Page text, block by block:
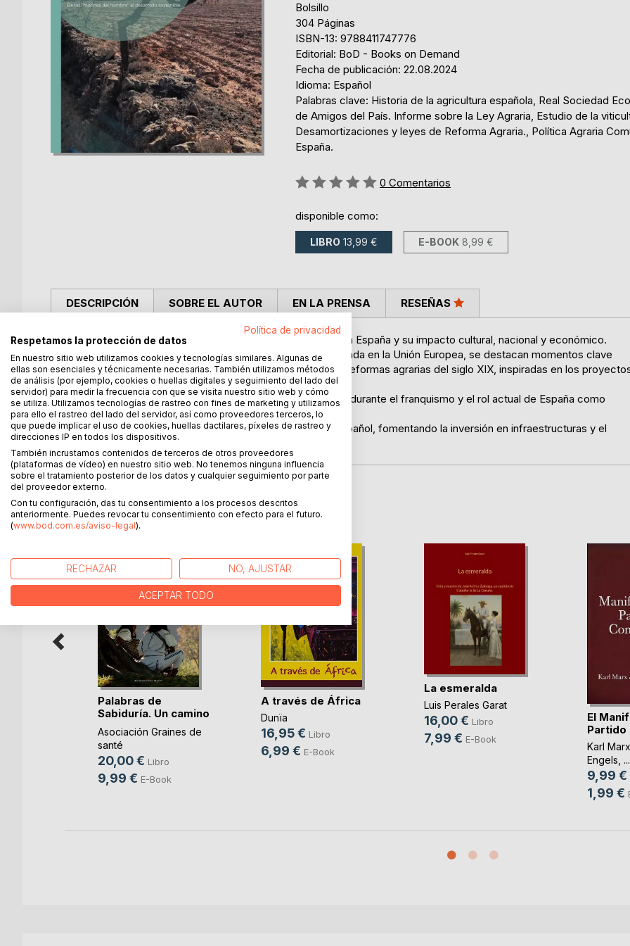
Bolsillo
304 Páginas
ISBN-13: 9788411747776
Editorial: BoD - Books on Demand
Fecha de publicación: 22.08.2024
Idioma: Español
Palabras clave: Historia de la agricultura española, Real Sociedad
de Amigos del País. Informe sobre la Ley Agraria, Estudio de la
Desamortizaciones y leyes de Reforma Agraria., Política Agraria
España.
Rating:
0 Comentarios
disponible como:
LIBRO 13,99 € E-BOOK 8,99 €
DESCRIPCIÓN
Este libro explora la evolución histórica de la agricultura en España y su impacto cultural, nacional y económico.
Desde las revoluciones agrarias del siglo XV hasta la entrada en la Unión Europea, se destacan momentos clave
como la construcción del Canal Imperial de Aragón o las reformas agrarias del siglo XIX, inspiradas en los
de la Real Sociedad Económica de Amigos del País.
Además, se analiza la importancia de la colonización rural durante el franquismo y el rol actual de España como
potencia agrícola.
Se concluye con propuestas para revitalizar el campo español, fomentando la inversión en infraestructuras y el
desarrollo rural.
SOBRE EL AUTOR EN LA PRENSA RESEÑAS
MÁS TÍTULOS DEBoD
Palabras de
Sabiduría. Un camino
p(...)
Asociación Graines de
santé
20,00 € Libro
9,99 € E-Book
A través de África
Dunïa
16,95 € Libro
6,99 € E-Book
La esmeralda
Luis Perales Garat
16,00 € Libro
7,99 € E-Book
El
Partido
Karl Marx
Engels , ...
9,99 €
1,99 €
Política de privacidad
Respetamos la protección de datos
En nuestro sitio web utilizamos cookies y tecnologías similares. Algunas de
ellas son esenciales y técnicamente necesarias. También utilizamos métodos
de análisis (por ejemplo, cookies o huellas digitales y seguimiento del lado del
servidor) para medir la frecuencia con que se visita nuestro sitio web y cómo
se utiliza. Utilizamos tecnologías de rastreo con fines de marketing y utilizamos
para ello el rastreo del lado del servidor, así como proveedores terceros, lo
que puede implicar el uso de cookies, huellas dactilares, píxeles de rastreo y
direcciones IP en todos los dispositivos.
También incrustamos contenidos de terceros de otros proveedores
(plataformas de vídeo) en nuestro sitio web. No tenemos ninguna influencia
sobre el tratamiento posterior de los datos y cualquier seguimiento por parte
del proveedor externo.
Con tu configuración, das tu consentimiento a los procesos descritos
anteriormente. Puedes revocar tu consentimiento con efecto para el futuro.
(www.bod.com.es/aviso-legal).
RECHAZAR NO, AJUSTAR
ACEPTAR TODO